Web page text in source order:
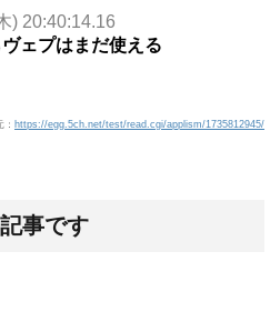
) 20:40:14.16
ェプはまだ使える
： https://egg.5ch.net/test/read.cgi/applism/1735812945/
事です